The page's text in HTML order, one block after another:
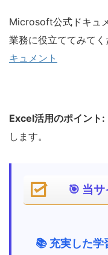
Microsoft公式ドキュ
業務に役立ててみて
キュメント
Excel活用のポイント:
します。
🎯 当
📚 充実した学